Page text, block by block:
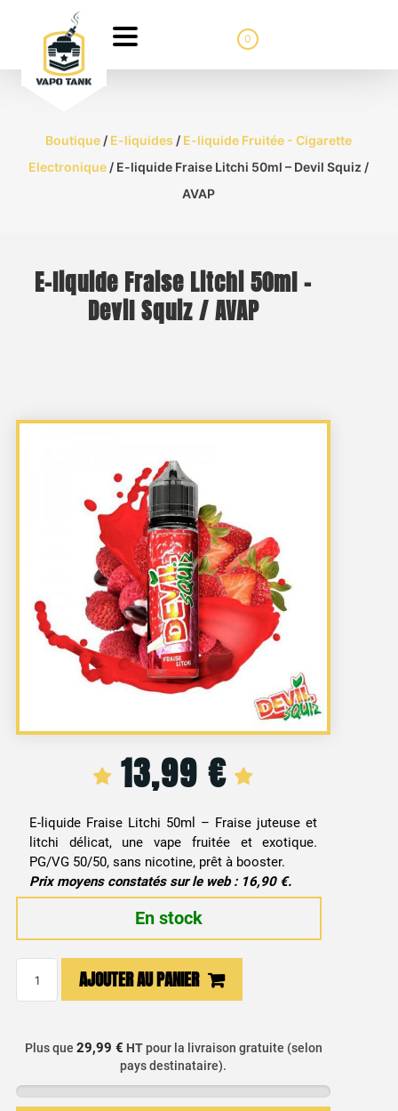
0
Boutique / E-liquides / E-liquide Fruitée - Cigarette
Electronique / E-liquide Fraise Litchi 50ml – Devil Squiz /
AVAP
E-liquide Fraise Litchi 50ml –
Devil Squiz / AVAP
13,99 €
E-liquide Fraise Litchi 50ml – Fraise juteuse et
litchi délicat, une vape fruitée et exotique.
PG/VG 50/50, sans nicotine, prêt à booster.
Prix moyens constatés sur le web : 16,90 €.
En stock
50ml
AJOUTER AU PANIER
Plus que 29,99 € HTpour la livraison gratuite (selon
pays destinataire).